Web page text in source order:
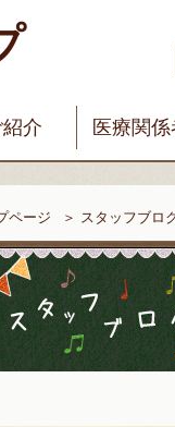
介
やじまクリニック
医療関
ページ ＞ スタッフブロ